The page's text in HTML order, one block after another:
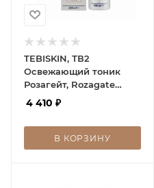
TEBISKIN, ТВ2
Освежающий тоник
Розагейт, Rozagate
Refreshing Tonic
4 410 ₽
В КОРЗИНУ